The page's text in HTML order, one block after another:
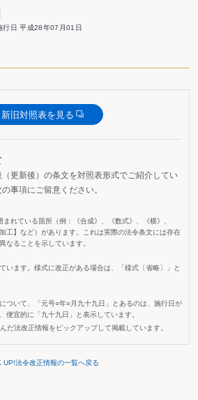
行日 平成28年07月01日
新旧対照表を見る
更新後）の条文を対照表形式でご紹介してい
事項にご留意ください。
れている箇所（例：《合成》、《数式》、《横》、
工】など）があります。これは実際の法令条文には存在
なることを示しています。
います。様式に改正がある場合は、「様式〔省略〕」と
ついて、「元号○年○月九十九日」とあるのは、施行日が
便宜的に「九十九日」と表示しています。
だ法改正情報をピックアップして掲載しています。
UP!法令改正情報の一覧へ戻る